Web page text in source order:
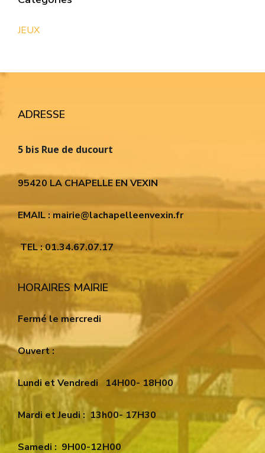
JEUX
ADRESSE
5 bis Rue de ducourt
95420 LA CHAPELLE EN VEXIN
EMAIL : mairie@lachapelleenvexin.fr
TEL : 01.34.67.07.17
HORAIRES MAIRIE
Fermé le mercredi
Ouvert :
Lundi et Vendredi 14H00- 18H00
Mardi et Jeudi : 13h00- 17H30
Samedi : 9H00-12H00